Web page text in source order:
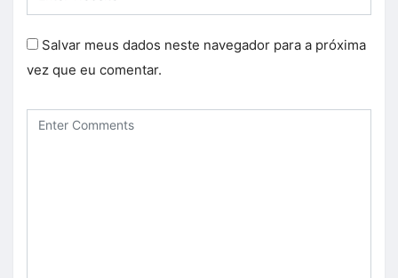
Salvar meus dados neste navegador para a próxima
vez que eu comentar.